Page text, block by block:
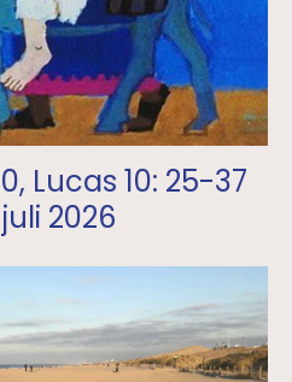
Lucas 10: 25-37
2026